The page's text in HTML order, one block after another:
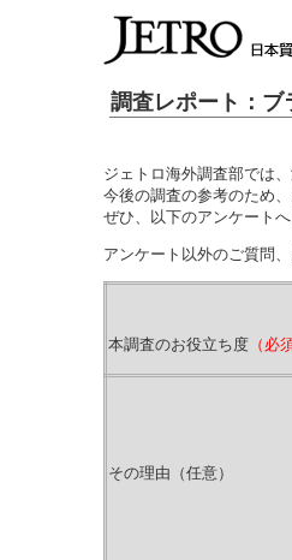
調査レポート：ブ
ジェトロ海外調査部では
今後の調査の参考のため
ぜひ、以下のアンケート
アンケート以外のご質問
本調査のお役立ち度（必須
その理由（任意）